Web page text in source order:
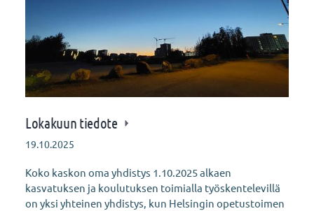
Lokakuun tiedote
19.10.2025
Koko kaskon oma yhdistys 1.10.2025 alkaen
kasvatuksen ja koulutuksen toimialla työskentelevillä
on yksi yhteinen yhdistys, kun Helsingin opetustoimen